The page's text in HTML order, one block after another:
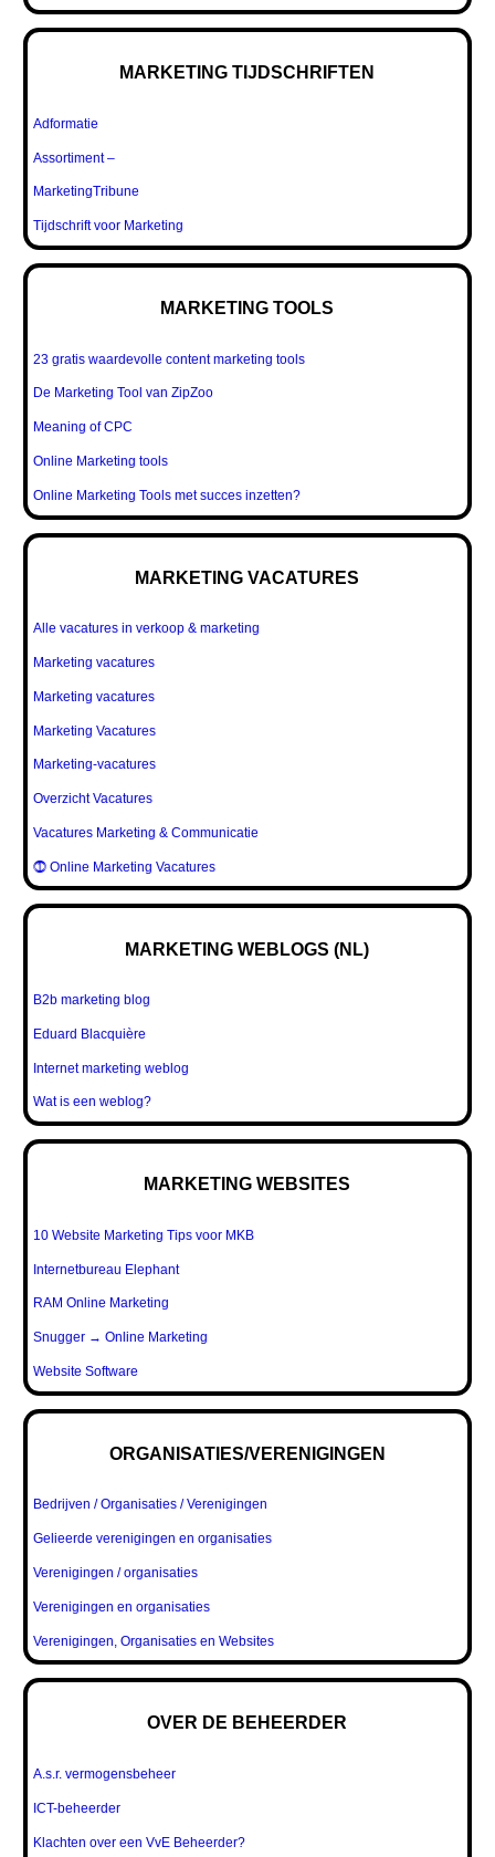
MARKETING TIJDSCHRIFTEN
Adformatie
Assortiment –
MarketingTribune
Tijdschrift voor Marketing
MARKETING TOOLS
23 gratis waardevolle content marketing tools
De Marketing Tool van ZipZoo
Meaning of CPC
Online Marketing tools
Online Marketing Tools met succes inzetten?
MARKETING VACATURES
Alle vacatures in verkoop & marketing
Marketing vacatures
Marketing vacatures
Marketing Vacatures
Marketing-vacatures
Overzicht Vacatures
Vacatures Marketing & Communicatie
⓵ Online Marketing Vacatures
MARKETING WEBLOGS (NL)
B2b marketing blog
Eduard Blacquière
Internet marketing weblog
Wat is een weblog?
MARKETING WEBSITES
10 Website Marketing Tips voor MKB
Internetbureau Elephant
RAM Online Marketing
Snugger → Online Marketing
Website Software
ORGANISATIES/VERENIGINGEN
Bedrijven / Organisaties / Verenigingen
Gelieerde verenigingen en organisaties
Verenigingen / organisaties
Verenigingen en organisaties
Verenigingen, Organisaties en Websites
OVER DE BEHEERDER
A.s.r. vermogensbeheer
ICT-beheerder
Klachten over een VvE Beheerder?